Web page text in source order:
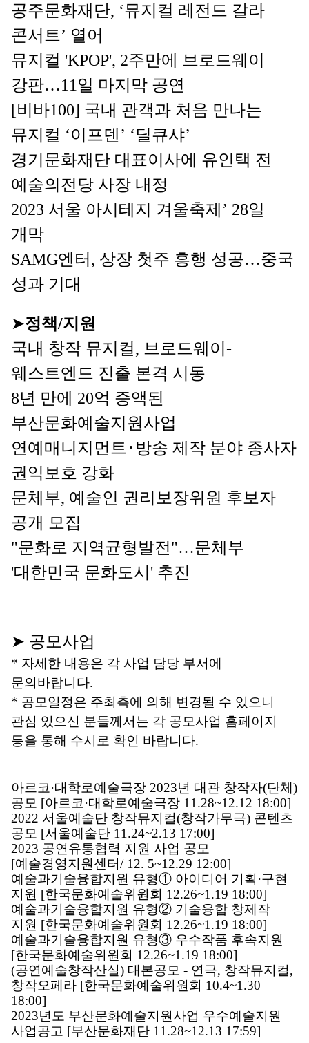
공주문화재단, ‘뮤지컬 레전드 갈라
콘서트’ 열어
뮤지컬 'KPOP', 2주만에 브로드웨이
강판…11일 마지막 공연
[비바100] 국내 관객과 처음 만나는
뮤지컬 ‘이프덴’ ‘딜큐샤’
경기문화재단 대표이사에 유인택 전
예술의전당 사장 내정
2023 서울 아시테지 겨울축제’ 28일
개막
SAMG엔터, 상장 첫주 흥행 성공…중국
성과 기대
➤정책/지원
국내 창작 뮤지컬, 브로드웨이-
웨스트엔드 진출 본격 시동
8년 만에 20억 증액된
부산문화예술지원사업
연예매니지먼트･방송 제작 분야 종사자
권익보호 강화
문체부, 예술인 권리보장위원 후보자
공개 모집
"문화로 지역균형발전"…문체부
'대한민국 문화도시' 추진
➤ 공모사업
* 자세한 내용은 각 사업 담당 부서에
문의바랍니다.
* 공모일정은 주최측에 의해 변경될 수 있으니
관심 있으신 분들께서는 각 공모사업 홈페이지
등을 통해 수시로 확인 바랍니다.
아르코·대학로예술극장 2023년 대관 창작자(단체)
공모 [아르코·대학로예술극장 11.28~12.12 18:00]
2022 서울예술단 창작뮤지컬(창작가무극) 콘텐츠
공모 [서울예술단 11.24~2.13 17:00]
2023 공연유통협력 지원 사업 공모
[예술경영지원센터/ 12. 5~12.29 12:00]
예술과기술융합지원 유형① 아이디어 기획·구현
지원 [한국문화예술위원회 12.26~1.19 18:00]
예술과기술융합지원 유형② 기술융합 창제작
지원 [한국문화예술위원회 12.26~1.19 18:00]
예술과기술융합지원 유형③ 우수작품 후속지원
[한국문화예술위원회 12.26~1.19 18:00]
(공연예술창작산실) 대본공모 - 연극, 창작뮤지컬,
창작오페라 [한국문화예술위원회 10.4~1.30
18:00]
2023년도 부산문화예술지원사업 우수예술지원
사업공고 [부산문화재단 11.28~12.13 17:59]